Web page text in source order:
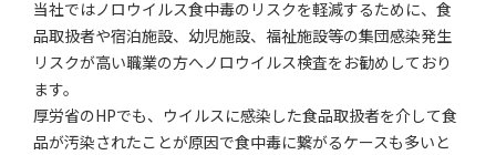
当社ではノロウイルス食中毒のリスクを軽減するために、食
品取扱者や宿泊施設、幼児施設、福祉施設等の集団感染発生
リスクが高い職業の方へノロウイルス検査をお勧めしており
ます。
厚労省のHPでも、ウイルスに感染した食品取扱者を介して食
品が汚染されたことが原因で食中毒に繋がるケースも多いと